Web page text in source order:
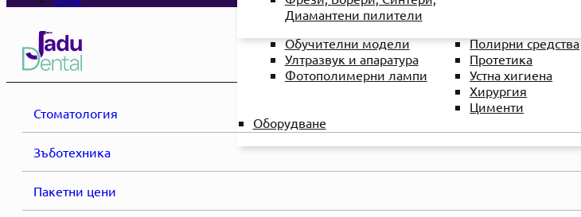
камери
Компресори и аспирация
Обучителни модели
Ултразвук и апаратура
Фотополимерни лампи
Полирни средства
Протетика
Устна хигиена
Хирургия
Цименти
Оборудване
Диамантени пилители
Стоматология
Зъботехника
Пакетни цени